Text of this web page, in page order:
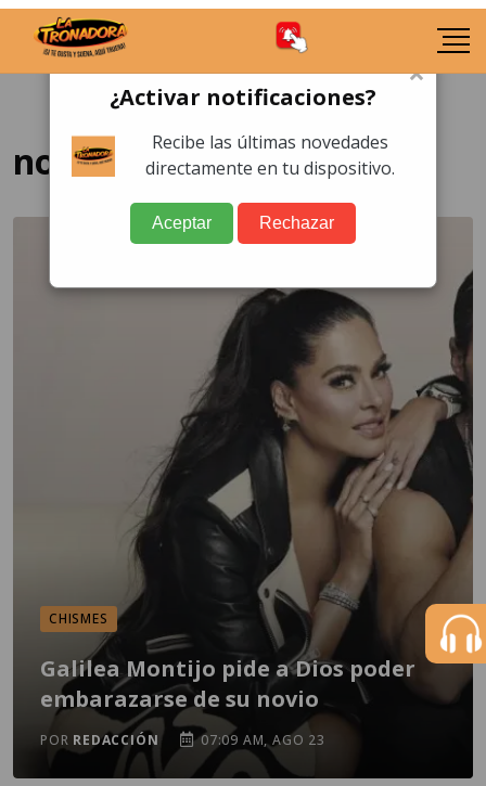
novio de Galilea Montijo
CHISMES
Galilea Montijo pide a Dios poder
embarazarse de su novio
POR REDACCIÓN 07:09 AM, AGO 23
×
¿Activar notificaciones?
Recibe las últimas novedades
directamente en tu dispositivo.
Aceptar Rechazar